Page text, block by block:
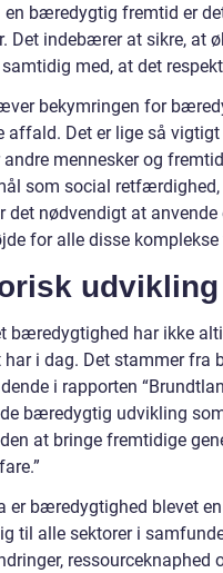
en bæredygtig fremtid er
Det indebærer at sikre, at
med, at det
bekymringen for
affald. Det er lige så
andre mennesker og
som social
det nødvendigt at
for alle disse komplekse
bæredygtighed har ikke
i dag. Det stammer fra
i rapporten
bæredygtig udvikling
at bringe fremtidige
er bæredygtighed blevet
til alle sektorer i
ressourceknaphed